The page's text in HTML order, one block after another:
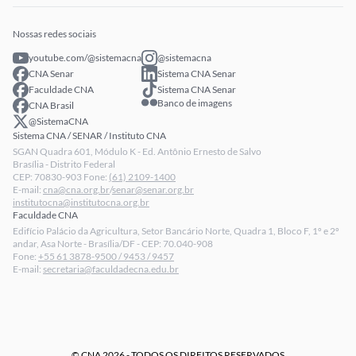
Política de Privacidade
LGPD - Lei Geral de Proteção de Dados
Relatórios de Transparência Salarial da CNA
Nossas redes sociais
youtube.com/@sistemacna
CNA Senar
Faculdade CNA
CNA Brasil
@SistemaCNA
@sistemacna
Sistema CNA Senar
Sistema CNA Senar
Banco de imagens
Sistema CNA / SENAR / Instituto CNA
SGAN Quadra 601, Módulo K - Ed. Antônio Ernesto de Salvo
Brasília - Distrito Federal
CEP: 70830-903 Fone: (61) 2109-1400
E-mail: cna@cna.org.br/senar@senar.org.br
institutocna@institutocna.org.br
Faculdade CNA
Edifício Palácio da Agricultura, Setor Bancário Norte, Quadra 1, Bloco F, 1º e 2º
andar, Asa Norte - Brasília/DF - CEP: 70.040-908
Fone: +55 61 3878-9500 / 9453 / 9457
E-mail: secretaria@faculdadecna.edu.br